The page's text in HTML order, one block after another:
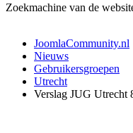
Zoekmachine van de
JoomlaCommunity.nl
Nieuws
Gebruikersgroepen
Utrecht
Verslag JUG Utrecht